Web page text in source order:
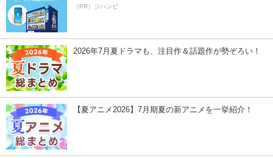
（PR）ジハンピ
2026年7月夏ドラマも、注目作＆話題作が勢ぞろい！
【夏アニメ2026】7月期夏の新アニメを一挙紹介！